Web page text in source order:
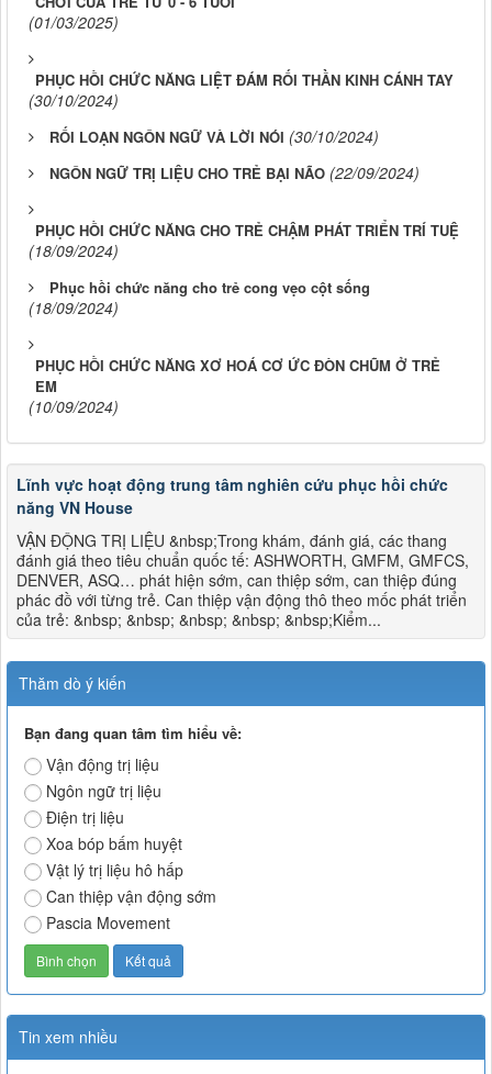
(01/03/2025)
PHỤC HỒI CHỨC NĂNG LIỆT ĐÁM RỐI THẦN KINH CÁNH TAY
(30/10/2024)
RỐI LOẠN NGÔN NGỮ VÀ LỜI NÓI (30/10/2024)
NGÔN NGỮ TRỊ LIỆU CHO TRẺ BẠI NÃO (22/09/2024)
PHỤC HỒI CHỨC NĂNG CHO TRẺ CHẬM PHÁT TRIỂN TRÍ TUỆ
(18/09/2024)
Phục hồi chức năng cho trẻ cong vẹo cột sống
(18/09/2024)
PHỤC HỒI CHỨC NĂNG XƠ HOÁ CƠ ỨC ĐÒN CHŨM Ở TRẺ
EM
(10/09/2024)
Lĩnh vực hoạt động trung tâm nghiên cứu phục hồi chức
năng VN House
VẬN ĐỘNG TRỊ LIỆU &nbsp;Trong khám, đánh giá, các thang
đánh giá theo tiêu chuẩn quốc tế: ASHWORTH, GMFM, GMFCS,
DENVER, ASQ… phát hiện sớm, can thiệp sớm, can thiệp đúng
phác đồ với từng trẻ. Can thiệp vận động thô theo mốc phát triển
của trẻ: &nbsp; &nbsp; &nbsp; &nbsp; &nbsp;Kiểm...
Thăm dò ý kiến
Bạn đang quan tâm tìm hiểu về:
Vận động trị liệu
Ngôn ngữ trị liệu
Điện trị liệu
Xoa bóp bấm huyệt
Vật lý trị liệu hô hấp
Can thiệp vận động sớm
Pascia Movement
Tin xem nhiều